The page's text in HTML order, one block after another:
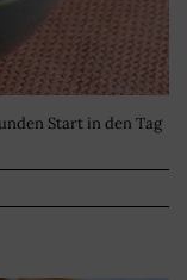
Start in den Tag